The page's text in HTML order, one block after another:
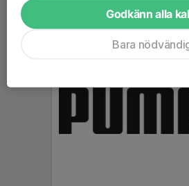
Godkänn alla
Bara